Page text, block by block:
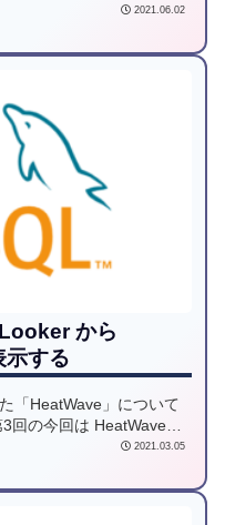
Storage Service2021.06.02
から
示する
「HeatWave」について
回の今回は HeatWaveの
らHeatWaveのデータを表
2021.03.05